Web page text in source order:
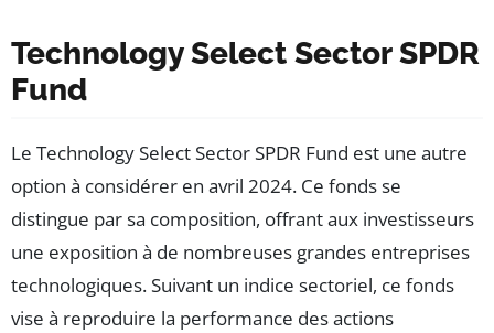
Technology Select Sector SPDR
Fund
Le Technology Select Sector SPDR Fund est une autre
option à considérer en avril 2024. Ce fonds se
distingue par sa composition, offrant aux investisseurs
une exposition à de nombreuses grandes entreprises
technologiques. Suivant un indice sectoriel, ce fonds
vise à reproduire la performance des actions